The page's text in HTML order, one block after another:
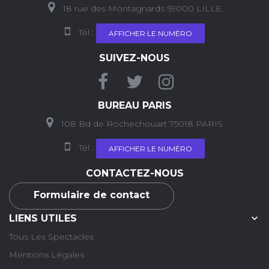
18 rue des Montagnards 59000 LILLE
Tél : AFFICHER LE NUMÉRO
SUIVEZ-NOUS
BUREAU PARIS
108 Bd de Rochechouart 75018 PARIS
Tél : AFFICHER LE NUMÉRO
CONTACTEZ-NOUS
Formulaire de contact
LIENS UTILES 
Tous Les Spectacles
Mentions Légales